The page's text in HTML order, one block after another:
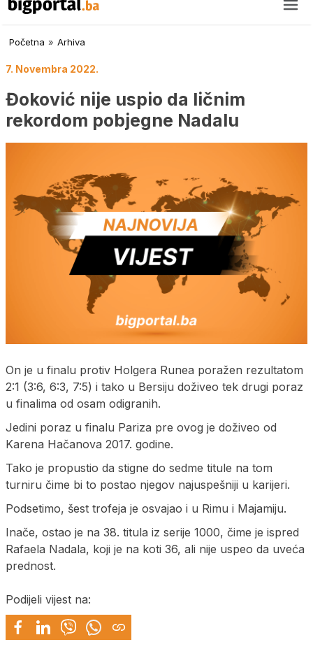
Početna » Arhiva
7. Novembra 2022.
Đoković nije uspio da ličnim
rekordom pobjegne Nadalu
On je u finalu protiv Holgera Runea poražen rezultatom
2:1 (3:6, 6:3, 7:5) i tako u Bersiju doživeo tek drugi poraz
u finalima od osam odigranih.
Jedini poraz u finalu Pariza pre ovog je doživeo od
Karena Hačanova 2017. godine.
Tako je propustio da stigne do sedme titule na tom
turniru čime bi to postao njegov najuspešniji u karijeri.
Podsetimo, šest trofeja je osvajao i u Rimu i Majamiju.
Inače, ostao je na 38. titula iz serije 1000, čime je ispred
Rafaela Nadala, koji je na koti 36, ali nije uspeo da uveća
prednost.
Podijeli vijest na: